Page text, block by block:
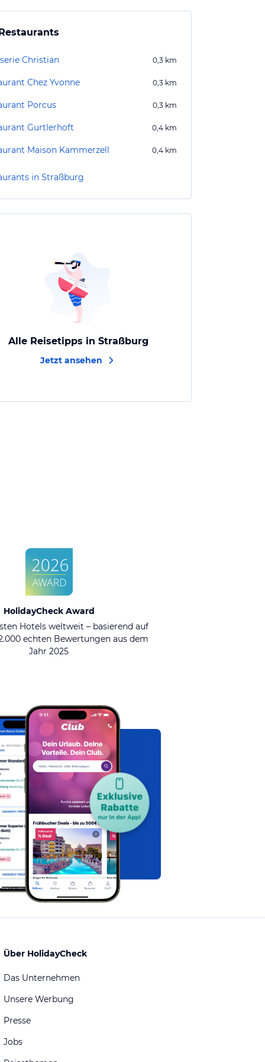
Christian 0,3 km
Chez Yvonne 0,3 km
Porcus 0,3 km
Gurtlerhoft 0,4 km
Maison Kammerzell 0,4 km
in Straßburg
Alle Reisetipps in Straßburg
Jetzt ansehen
HolidayCheck Award
Hotels weltweit – basierend auf
echten Bewertungen aus dem
Jahr 2025
Über HolidayCheck
Das Unternehmen
Unsere Werbung
Presse
Jobs